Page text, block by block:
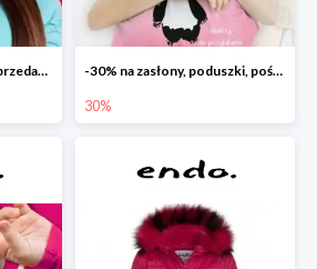
Dodatkowe -15% na wyprzedaż do -70% -30% na zasłony, poduszki, pościele dla dzieci
30%